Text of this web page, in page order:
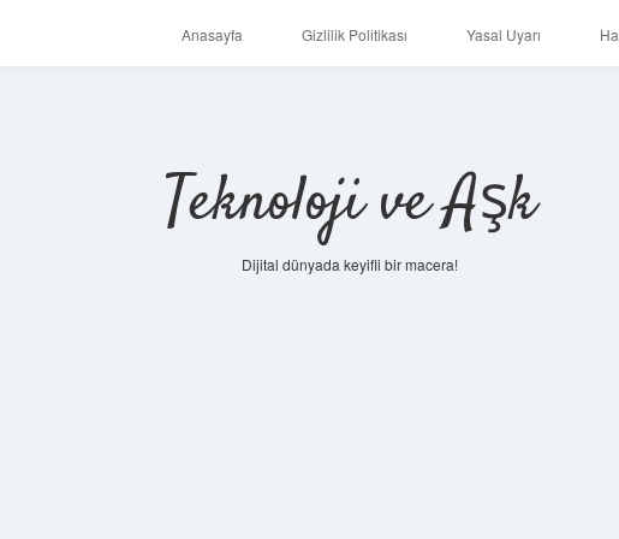
Anasayfa Gizlilik Politikası Yasal Uyarı
Teknoloji ve Aşk
Dijital dünyada keyifli bir macera!